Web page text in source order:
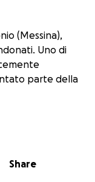
(Messina),
Uno di
parte della
luogo di
entrasse.
Share